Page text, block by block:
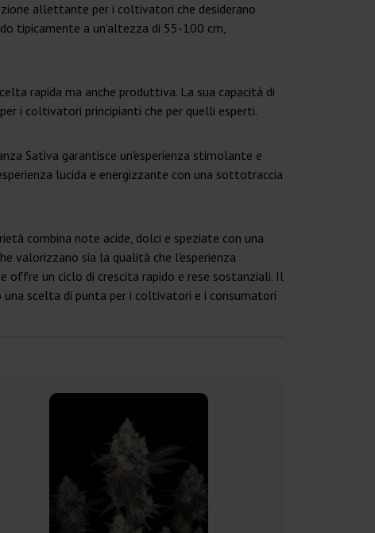
allettante per i coltivatori che desiderano
tipicamente a un'altezza di 55-100 cm,
rapida ma anche produttiva. La sua capacità di
i coltivatori principianti che per quelli esperti.
Sativa garantisce un'esperienza stimolante e
lucida e energizzante con una sottotraccia
combina note acide, dolci e speziate con una
valorizzano sia la qualità che l'esperienza
offre un ciclo di crescita rapido e rese sostanziali. Il
scelta di punta per i coltivatori e i consumatori